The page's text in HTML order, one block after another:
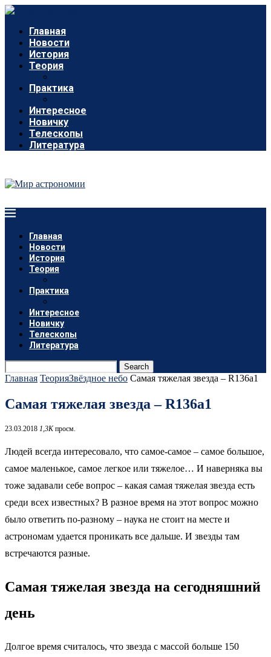
Главная
Новости
История
Теория
Практика
Интересное
Новичку
Телескопы
Литература
Главная
Новости
История
Теория
Практика
Интересное
Новичку
Телескопы
Литература
Search
Главная ТеорияЗвёздное небо Самая тяжелая звезда – R136a1
Самая тяжелая звезда – R136a1
23.03.2018 1,3Kпросм.
Людей всегда интересовало, что самое-самое – самое большое,
самое маленькое, самое легкое или тяжелое… И наверняка вы
тоже задавали себе вопрос – какая самая тяжелая звезда есть
среди всех известных? В разное время на этот вопрос можно
было ответить по-разному – наука не стоит на месте и
астрономам удается проникать все дальше. И звезды там
встречаются разные.
Самая тяжелая звезда на сегодняшний
день
Долгое время считалось, что звезда с массой больше 150